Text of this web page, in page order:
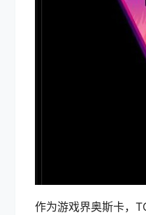
作为游戏界奥斯卡，